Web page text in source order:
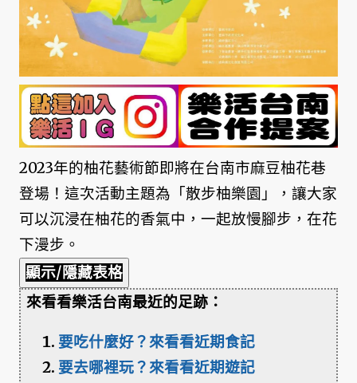
2023年的柚花藝術節即將在台南市麻豆柚花巷
登場！這次活動主題為「散步柚樂園」，讓大家
可以沉浸在柚花的香氣中，一起放慢腳步，在花
下漫步。
顯示/隱藏表格
來看看樂活台南最近的足跡：
要吃什麼好？來看看近期食記
要去哪裡玩？來看看近期遊記